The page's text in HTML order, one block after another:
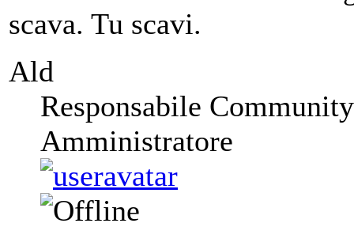
scava. Tu scavi.
Ald
Responsabile Community
Amministratore